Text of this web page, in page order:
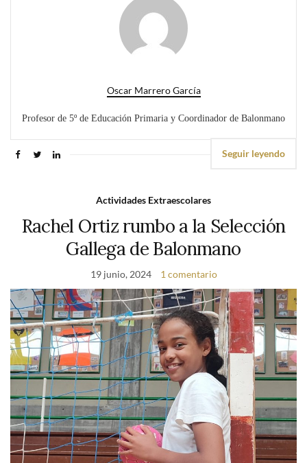
Oscar Marrero García
Profesor de 5º de Educación Primaria y Coordinador de Balonmano
Seguir leyendo
Actividades Extraescolares
Rachel Ortiz rumbo a la Selección
Gallega de Balonmano
19 junio, 2024 1 comentario